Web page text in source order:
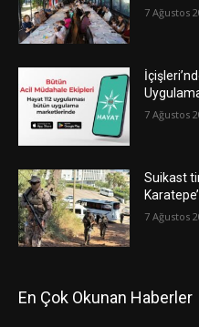
7 Ağustos
7 Ağustos
Suikast
7 Ağustos
En Çok Okunan Haberler